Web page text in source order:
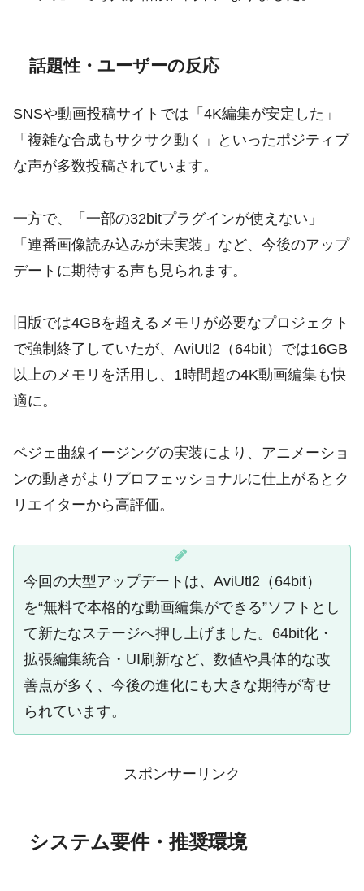
話題性・ユーザーの反応
SNSや動画投稿サイトでは「4K編集が安定した」
「複雑な合成もサクサク動く」といったポジティブ
な声が多数投稿されています。
一方で、「一部の32bitプラグインが使えない」
「連番画像読み込みが未実装」など、今後のアップ
デートに期待する声も見られます。
旧版では4GBを超えるメモリが必要なプロジェクト
で強制終了していたが、AviUtl2（64bit）では16GB
以上のメモリを活用し、1時間超の4K動画編集も快
適に。
ベジェ曲線イージングの実装により、アニメーショ
ンの動きがよりプロフェッショナルに仕上がるとク
リエイターから高評価。
今回の大型アップデートは、AviUtl2（64bit）
を“無料で本格的な動画編集ができる”ソフトとし
て新たなステージへ押し上げました。64bit化・
拡張編集統合・UI刷新など、数値や具体的な改
善点が多く、今後の進化にも大きな期待が寄せ
られています。
スポンサーリンク
システム要件・推奨環境